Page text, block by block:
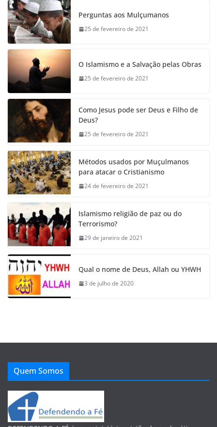
Perguntas aos Mulçumanos
25 de fevereiro de 2021
O Islamismo e a Salvação pelas Obras
25 de fevereiro de 2021
Como Jesus pode ser Deus e Filho de
Deus?
25 de fevereiro de 2021
Métodos usados por Muçulmanos
para atacar o Cristianismo
24 de fevereiro de 2021
Islamismo religião de paz ou do
Terrorismo?
29 de janeiro de 2021
Qual o nome de Deus, Allah ou YHWH
3 de julho de 2020
Quem Somos